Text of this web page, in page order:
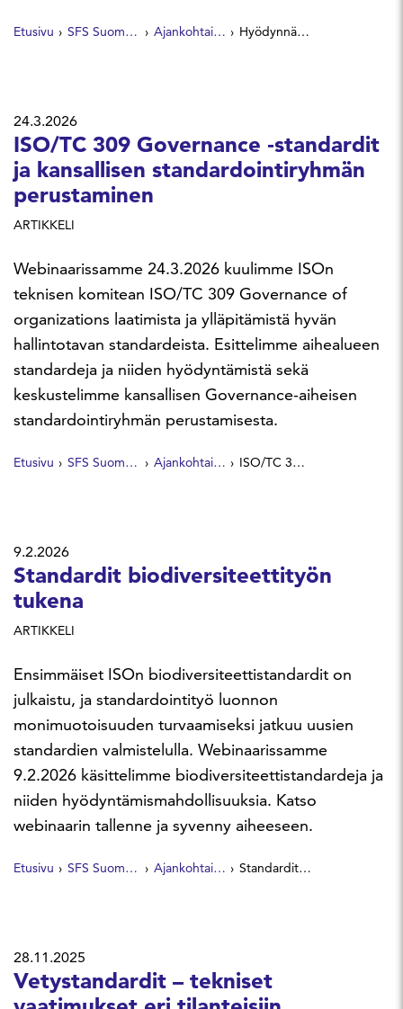
Etusivu SFS Suomen Standardit Ajankohtaista Hyödynnä standardeja omaisuudenhallinnan suunnittelussa
24.3.2026
ISO/TC 309 Governance ‑standardit
ja kansallisen standardointiryhmän
perustaminen
ARTIKKELI
Webinaarissamme 24.3.2026 kuulimme ISOn
teknisen komitean ISO/TC 309 Governance of
organizations laatimista ja ylläpitämistä hyvän
hallintotavan standardeista. Esittelimme aihealueen
standardeja ja niiden hyödyntämistä sekä
keskustelimme kansallisen Governance-aiheisen
standardointiryhmän perustamisesta.
Etusivu SFS Suomen Standardit Ajankohtaista ISO/TC 309 Governance ‑standardit ja kansallisen standardointiryhmän perustaminen
9.2.2026
Standardit biodiversiteettityön
tukena
ARTIKKELI
Ensimmäiset ISOn biodiversiteettistandardit on
julkaistu, ja standardointityö luonnon
monimuotoisuuden turvaamiseksi jatkuu uusien
standardien valmistelulla. Webinaarissamme
9.2.2026 käsittelimme biodiversiteettistandardeja ja
niiden hyödyntämismahdollisuuksia. Katso
webinaarin tallenne ja syvenny aiheeseen.
Etusivu SFS Suomen Standardit Ajankohtaista Standardit biodiversiteettityön tukena
28.11.2025
Vetystandardit – tekniset